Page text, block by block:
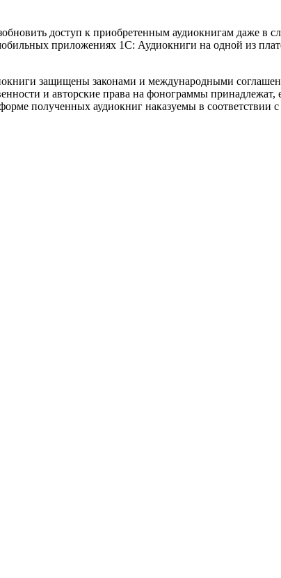
доступ к приобретенным аудиокнигам даже в
приложениях 1С: Аудиокниги на одной из
защищены законами и международными
и авторские права на фонограммы принадлежат,
полученных аудиокниг наказуемы в соответствии с